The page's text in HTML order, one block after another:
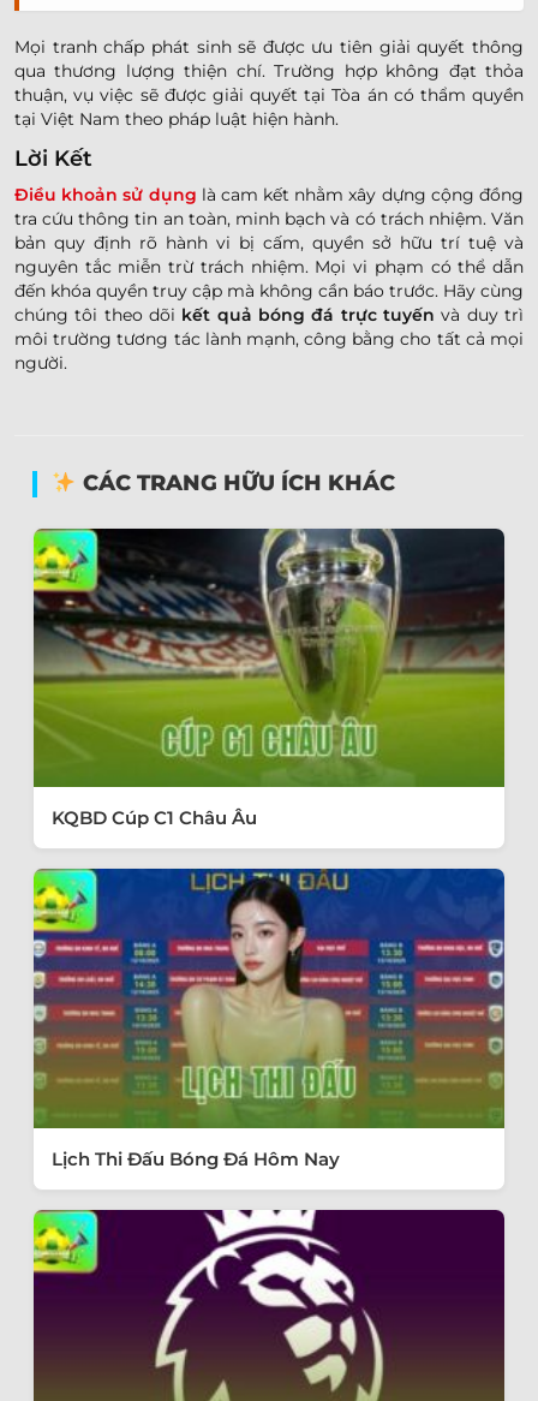
Mọi tranh chấp phát sinh sẽ được ưu tiên giải quyết thông
qua thương lượng thiện chí. Trường hợp không đạt thỏa
thuận, vụ việc sẽ được giải quyết tại Tòa án có thẩm quyền
tại Việt Nam theo pháp luật hiện hành.
Lời Kết
Điều khoản sử dụng là cam kết nhằm xây dựng cộng đồng
tra cứu thông tin an toàn, minh bạch và có trách nhiệm. Văn
bản quy định rõ hành vi bị cấm, quyền sở hữu trí tuệ và
nguyên tắc miễn trừ trách nhiệm. Mọi vi phạm có thể dẫn
đến khóa quyền truy cập mà không cần báo trước. Hãy cùng
chúng tôi theo dõi kết quả bóng đá trực tuyến và duy trì
môi trường tương tác lành mạnh, công bằng cho tất cả mọi
người.
CÁC TRANG HỮU ÍCH KHÁC
KQBD Cúp C1 Châu Âu
Lịch Thi Đấu Bóng Đá Hôm Nay